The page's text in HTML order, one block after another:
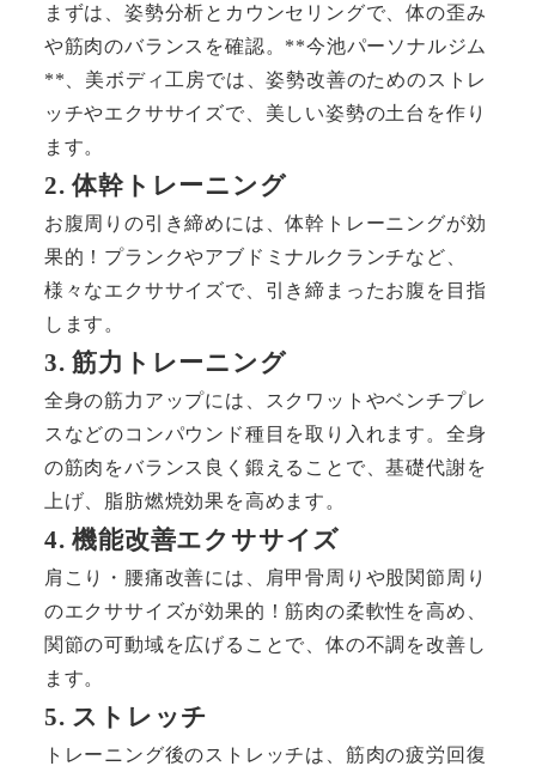
まずは、姿勢分析とカウンセリングで、体の歪み
や筋肉のバランスを確認。**今池パーソナルジム
**、美ボディ工房では、姿勢改善のためのストレ
ッチやエクササイズで、美しい姿勢の土台を作り
ます。
2. 体幹トレーニング
お腹周りの引き締めには、体幹トレーニングが効
果的！プランクやアブドミナルクランチなど、
様々なエクササイズで、引き締まったお腹を目指
します。
3. 筋力トレーニング
全身の筋力アップには、スクワットやベンチプレ
スなどのコンパウンド種目を取り入れます。全身
の筋肉をバランス良く鍛えることで、基礎代謝を
上げ、脂肪燃焼効果を高めます。
4. 機能改善エクササイズ
肩こり・腰痛改善には、肩甲骨周りや股関節周り
のエクササイズが効果的！筋肉の柔軟性を高め、
関節の可動域を広げることで、体の不調を改善し
ます。
5. ストレッチ
トレーニング後のストレッチは、筋肉の疲労回復